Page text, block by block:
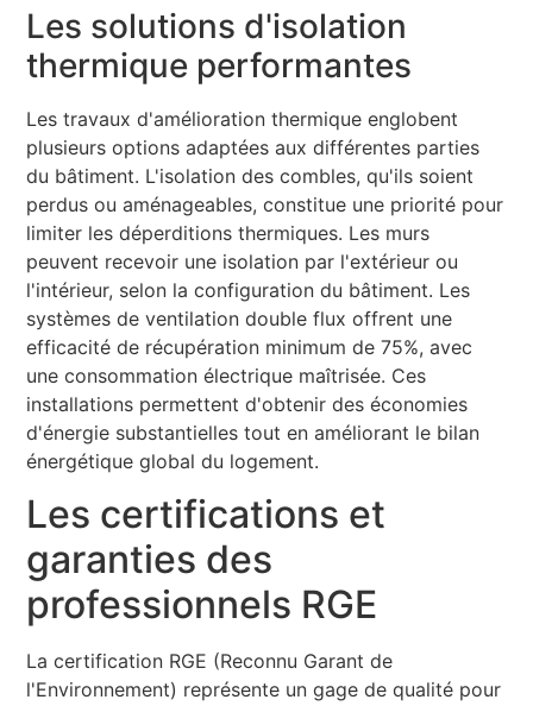
Les solutions d'isolation
thermique performantes
Les travaux d'amélioration thermique englobent
plusieurs options adaptées aux différentes parties
du bâtiment. L'isolation des combles, qu'ils soient
perdus ou aménageables, constitue une priorité pour
limiter les déperditions thermiques. Les murs
peuvent recevoir une isolation par l'extérieur ou
l'intérieur, selon la configuration du bâtiment. Les
systèmes de ventilation double flux offrent une
efficacité de récupération minimum de 75%, avec
une consommation électrique maîtrisée. Ces
installations permettent d'obtenir des économies
d'énergie substantielles tout en améliorant le bilan
énergétique global du logement.
Les certifications et
garanties des
professionnels RGE
La certification RGE (Reconnu Garant de
l'Environnement) représente un gage de qualité pour